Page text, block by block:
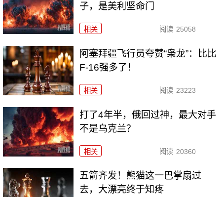
子，是美利坚命门
相关 阅读 25058
阿塞拜疆飞行员夸赞“枭龙”：比比
F-16强多了！
相关 阅读 23223
打了4年半，俄回过神，最大对手
不是乌克兰？
相关 阅读 20360
五箭齐发！熊猫这一巴掌扇过
去，大漂亮终于知疼